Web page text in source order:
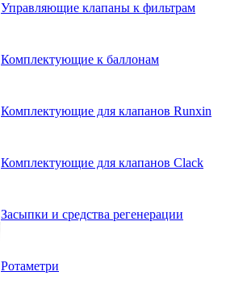
Управляющие клапаны к фильтрам
Комплектующие к баллонам
Комплектующие для клапанов Runxin
Комплектующие для клапанов Clack
Засыпки и средства регенерации
Ротаметри